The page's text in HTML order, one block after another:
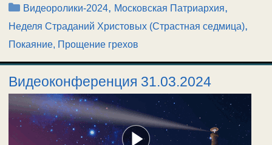
Рубрики
Видеоролики-2024, Московская Патриархия,
Неделя Страданий Христовых (Страстная седмица),
Покаяние, Прощение грехов
Видеоконференция 31.03.2024